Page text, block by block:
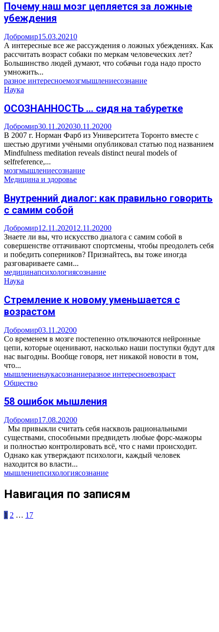
Почему наш мозг цепляется за ложные
убеждения
Добромир15.03.20210
А интересные все же рассуждения о ложных убеждениях. Как
рассчитать возраст собаки по меркам человеческих лет?
Большинство людей думают, что собачьи года надо просто
умножить...
разное интересноемозгмышлениесознание
Наука
ОСОЗНАННОСТЬ … сидя на табуретке
Добромир30.11.202030.11.20200
В 2007 г. Норман Фарб из Университета Торонто вместе с
шестью другими учёными опубликовал статью под названием
Mindfulness meditation reveals distinct neural models of
selfreference,...
мозгмышлениесознание
Медицина и здоровье
Внутренний диалог: как правильно говорить
с самим собой
Добромир12.11.202012.11.20200
Знаете ли вы, что искусство диалога с самим собой в
совершенстве оттачивают спортсмены, чтобы преодолеть себя
и победить соперников? Признайтесь, вы тоже иногда
разговариваете сами...
медицинапсихологиясознание
Наука
Стремление к новому уменьшается с
возрастом
Добромир03.11.20200
Со временем в мозге постепенно отключаются нейронные
цепи, которые оценивают, насколько наши поступки будут для
нас выгодны. Вообще говоря, нет никакой новости в том,
что...
мышлениенаукасознаниеразное интересноевозраст
Общество
58 ошибок мышления
Добромир17.08.20200
Мы привыкли считать себя насквозь рациональными
существами, способными предвидеть любые форс-мажоры
и полностью контролировать всё, что с нами происходит.
Однако как утверждают психологи, каждый человек
находится во власти...
мышлениепсихологиясознание
Навигация по записям
1 2 … 17